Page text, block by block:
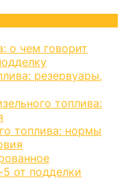
о чем говорит
резервуары,
топлива:
топлива: нормы
от подделки